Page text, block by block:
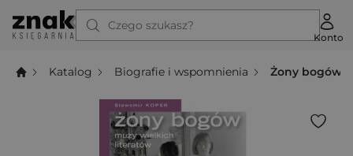
Czego szukasz?
Konto
Katalog Biografie i wspomnienia Żony bogów